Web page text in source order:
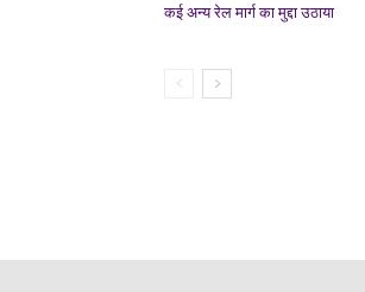
कई अन्य रेल मार्ग का मुद्दा उठाया